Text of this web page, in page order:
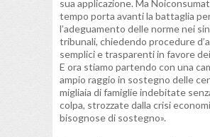
sua applicazione. Ma
tempo porta avanti la battaglia
l’adeguamento delle norme nei
tribunali, chiedendo procedure
semplici e trasparenti in favore
E ora stiamo partendo con una
ampio raggio in sostegno delle
migliaia di famiglie indebitate
colpa, strozzate dalla crisi
bisognose di sostegno».